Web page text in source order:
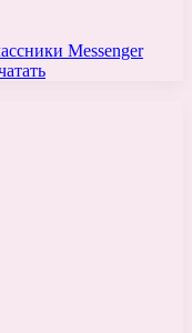
Messenger